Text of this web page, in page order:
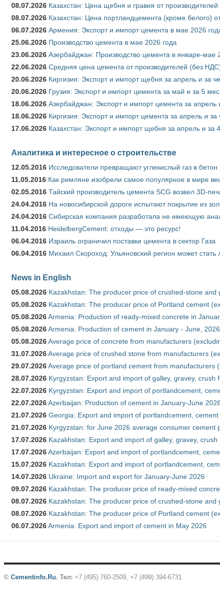
08.07.2026 Казахстан: Цена щебня и гравия от
08.07.2026 Казахстан: Цена портландцемента (кроме белого)
06.07.2026 Армения: Экспорт и импорт цемента в мае 2026
25.06.2026 Производство цемента в мае 2026 года
23.06.2026 Азербайджан: Производство цемента в январе-мае
22.06.2026 Средняя цена цемента от производителей (без
20.06.2026 Киргизия: Экспорт и импорт щебня за апрель и за
20.06.2026 Грузия: Экспорт и импорт цемента за май и за 5
18.06.2026 Азербайджан: Экспорт и импорт цемента за
18.06.2026 Киргизия: Экспорт и импорт цемента за апрель и
17.06.2026 Казахстан: Экспорт и импорт щебня за апрель и за
Аналитика и интересное о строительстве
12.05.2016 Исследователи превращают углекислый газ в бетон
11.05.2016 Как римляне изобрели самое популярное в мире
02.05.2016 Тайский производитель цемента SCG возвел 3D-
24.04.2016 На новосибирской дороге испытают покрытие из
24.04.2016 Сибирская компания разработала не имеющую
11.04.2016 HeidelbergCement: отходы — это ресурс!
06.04.2016 Израиль ограничил поставки цемента в сектор Газа
06.04.2016 Михаил Скороход: Ульяновский регион может
News in English
05.08.2026 Kazakhstan: The producer price of crushed-stone and
05.08.2026 Kazakhstan: The producer price of Portland cement
05.08.2026Armenia: Production of ready-mixed concrete in
05.08.2026Armenia: Production of cement in January - June, 2026
05.08.2026Average price of concrete from manufacturers
31.07.2026Average price of crushed stone from manufacturers
29.07.2026Average price of portland cement from manufacturers
28.07.2026 Kyrgyzstan: Export and import of galley, gravey,
22.07.2026 Kyrgyzstan: Export and import of portlandcement,
22.07.2026Azerbaijan: Production of cement in January-June
21.07.2026 Georgia: Export and import of portlandcement,
21.07.2026 Kyrgyzstan: for June 2026 average consumer cement
17.07.2026 Kazakhstan: Export and import of galley, gravey,
17.07.2026Azerbaijan: Export and import of portlandcement,
15.07.2026 Kazakhstan: Export and import of portlandcement,
14.07.2026 Ukraine: Import and export for January-June 2026
09.07.2026 Kazakhstan: The producer price of ready-mixed
08.07.2026 Kazakhstan: The producer price of crushed-stone and
08.07.2026 Kazakhstan: The producer price of Portland cement
06.07.2026Armenia: Export and import of cement in May 2026
© Cementinfo.Ru. Тел: +7 (495) 760-2509, +7 (499) 394-6731